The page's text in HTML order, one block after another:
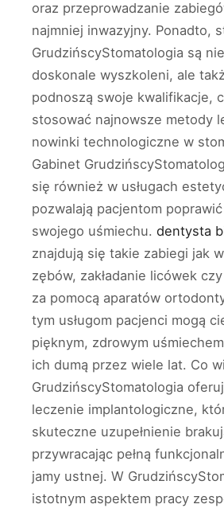
oraz przeprowadzanie
najmniej inwazyjny. Ponadto,
GrudzińscyStomatologia są
doskonale wyszkoleni, ale
podnoszą swoje kwalifikacje,
stosować najnowsze metody
nowinki technologiczne w
Gabinet
się również w usługach
pozwalają pacjentom
swojego uśmiechu. dentysta
znajdują się takie zabiegi jak
zębów, zakładanie licówek
za pomocą aparatów
tym usługom pacjenci mogą
pięknym, zdrowym
ich dumą przez wiele lat. Co
GrudzińscyStomatologia
leczenie implantologiczne,
skuteczne uzupełnienie
przywracając pełną
jamy ustnej. W
istotnym aspektem pracy